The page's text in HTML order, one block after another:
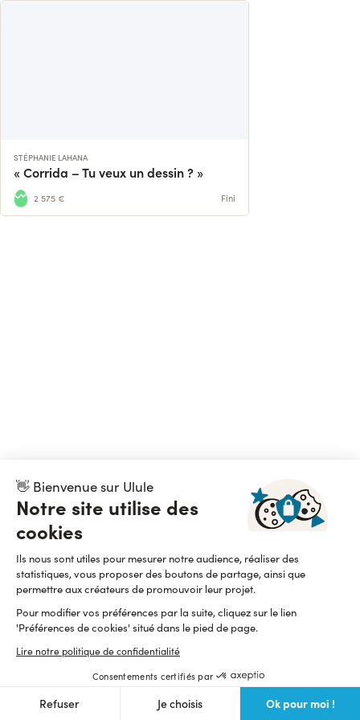
👋 Bienvenue sur Ulule
Notre site utilise des
cookies
Ils nous sont utiles pour mesurer notre audience, réaliser des
statistiques, vous proposer des boutons de partage, ainsi que
permettre aux créateurs de promouvoir leur projet.
Pour modifier vos préférences par la suite, cliquez sur le lien
'Préférences de cookies' situé dans le pied de page.
Lire notre politique de confidentialité
Consentements certifiés par
Refuser Je choisis Ok pour moi !
STÉPHANIE LAHANA
« Corrida – Tu veux un dessin ? »
2 575 € Fini